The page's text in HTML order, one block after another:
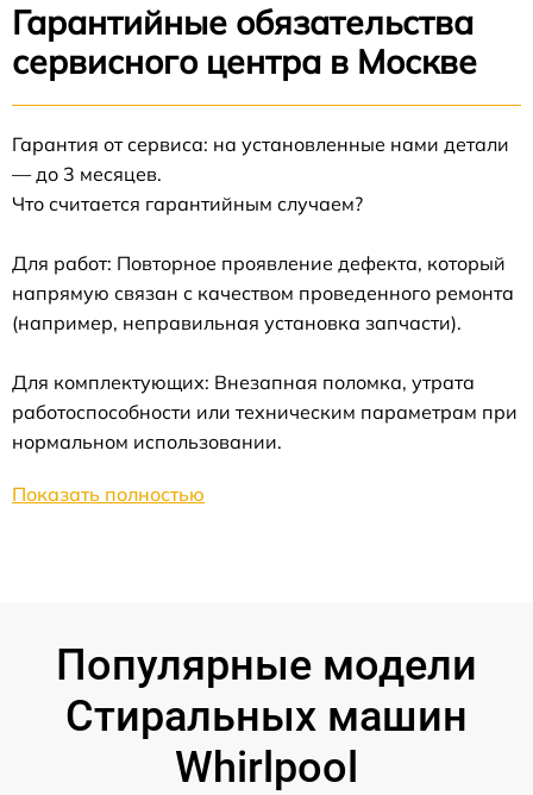
Гарантийные обязательства
сервисного центра в Москве
Гарантия от сервиса: на установленные нами детали
— до 3 месяцев.
Что считается гарантийным случаем?
Для работ: Повторное проявление дефекта, который
напрямую связан с качеством проведенного ремонта
(например, неправильная установка запчасти).
Для комплектующих: Внезапная поломка, утрата
работоспособности или техническим параметрам при
нормальном использовании.
Показать полностью
Популярные модели
Стиральных машин
Whirlpool